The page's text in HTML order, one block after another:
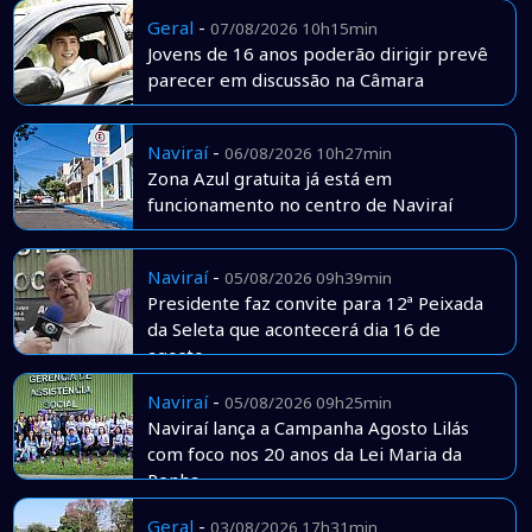
Geral - 07/08/2026 10h15min
Jovens de 16 anos poderão dirigir prevê
parecer em discussão na Câmara
Naviraí- 06/08/2026 10h27min
Zona Azul gratuita já está em
funcionamento no centro de Naviraí
Naviraí- 05/08/2026 09h39min
Presidente faz convite para 12ª Peixada
da Seleta que acontecerá dia 16 de
agosto
Naviraí- 05/08/2026 09h25min
Naviraí lança a Campanha Agosto Lilás
com foco nos 20 anos da Lei Maria da
Penha
Geral -